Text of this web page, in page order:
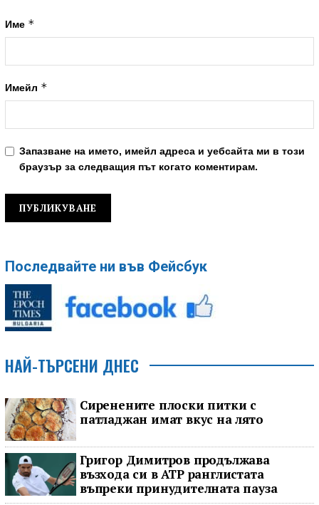
Име *
Имейл *
Запазване на името, имейл адреса и уебсайта ми в този
браузър за следващия път когато коментирам.
Последвайте ни във Фейсбук
НАЙ-ТЪРСЕНИ ДНЕС
Сиренените плоски питки с
патладжан имат вкус на лято
Григор Димитров продължава
възхода си в ATP ранглистата
въпреки принудителната пауза